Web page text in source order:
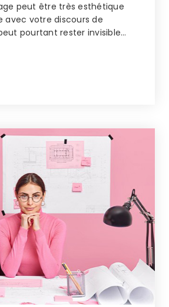
peut être très esthétique
avec votre discours de
pourtant rester invisible…